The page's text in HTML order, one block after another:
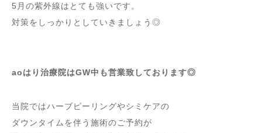
5月の紫外線はとても強いです。
対策をしっかりとしていきましょう◎
aoはり治療院はGW中も営業致しております◎
当院ではハーブピーリングやシミケアの
ダウンタイムを伴う施術のご予約が